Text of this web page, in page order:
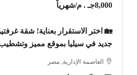
8,000جـ . م /شهرياً
🏡 اختر الاستقرار بعناية! شقة
جديد في سيليا بموقع مميز وتشطيب
العاصمة الإدارية, مصر